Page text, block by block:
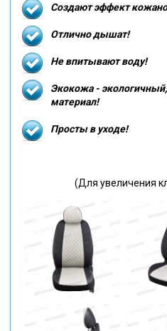
Создают эффект
Отлично дышат!
Не впитывают воду!
Экокожа -
материал!
Просты в уходе!
(Для увеличения